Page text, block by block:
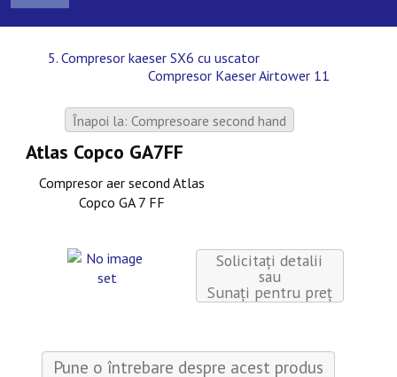
ÎNCHIRIERE COMPRESOARE
SERVICE
5. Compresor kaeser SX6 cu uscator
Compresor Kaeser Airtower 11
Înapoi la: Compresoare second hand
Atlas Copco GA7FF
Compresor aer second Atlas
Copco GA 7 FF
Solicitați detalii
sau
Sunaţi pentru preţ
Pune o întrebare despre acest produs